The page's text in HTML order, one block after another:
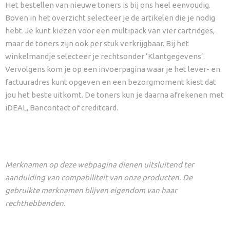
Het bestellen van nieuwe toners is bij ons heel eenvoudig.
Boven in het overzicht selecteer je de artikelen die je nodig
hebt. Je kunt kiezen voor een multipack van vier cartridges,
maar de toners zijn ook per stuk verkrijgbaar. Bij het
winkelmandje selecteer je rechtsonder ‘Klantgegevens’.
Vervolgens kom je op een invoerpagina waar je het lever- en
factuuradres kunt opgeven en een bezorgmoment kiest dat
jou het beste uitkomt. De toners kun je daarna afrekenen met
iDEAL, Bancontact of creditcard.
Merknamen op deze webpagina dienen uitsluitend ter
aanduiding van compabiliteit van onze producten. De
gebruikte merknamen blijven eigendom van haar
rechthebbenden.